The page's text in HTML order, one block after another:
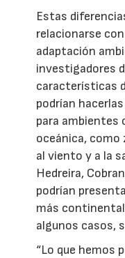
Estas
relacionarse
adaptación
investigadores
características
podrían
para ambientes
oceánica,
al viento y a la
Hedreira,
podrían
más
algunos casos,
“Lo que hemos